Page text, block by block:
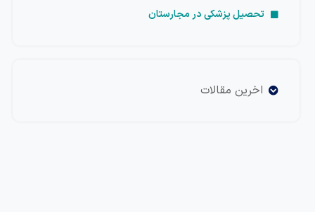
تحصیل پزشکی در مجارستان
اخرین مقالات